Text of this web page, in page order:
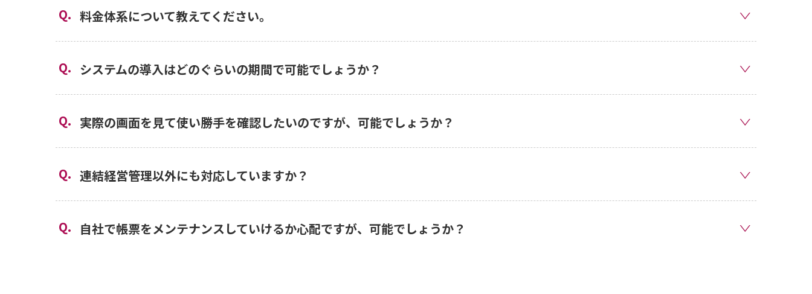
料金体系について教えてください。
システムの導入はどのぐらいの期間で可能でしょうか？
実際の画面を見て使い勝手を確認したいのですが、可能でしょうか？
連結経営管理以外にも対応していますか？
自社で帳票をメンテナンスしていけるか心配ですが、可能でしょうか？